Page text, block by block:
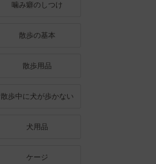
噛み癖のしつけ
散歩の基本
散歩用品
散歩中に犬が歩かない
犬用品
ケージ